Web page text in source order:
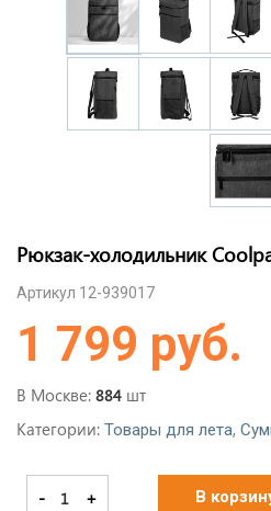
Рюкзак-холодильник
Артикул 12-939017
1 799 руб.
В Москве: 884 шт
Категории: Товары для лета,
- + В